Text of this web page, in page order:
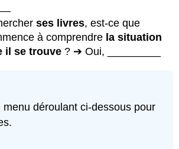
ses livres, est-ce que
à comprendre la situation
il se trouve ? ➔ Oui, _________
menu déroulant ci-dessous pour